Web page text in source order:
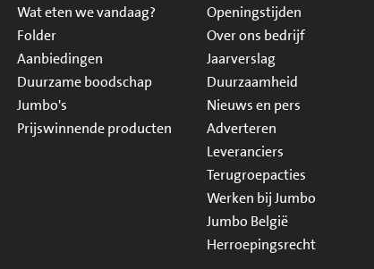
Wat eten we vandaag?
Folder
Aanbiedingen
Duurzame boodschap
Jumbo's
Prijswinnende producten
Openingstijden
Over ons bedrijf
Jaarverslag
Duurzaamheid
Nieuws en pers
Adverteren
Leveranciers
Terugroepacties
Werken bij Jumbo
Jumbo België
Herroepingsrecht